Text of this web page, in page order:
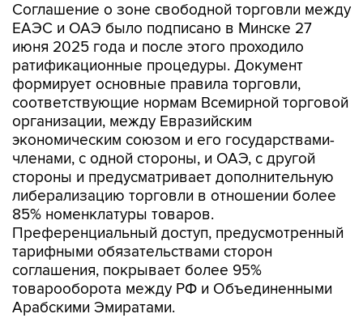
Соглашение о зоне свободной торговли между
ЕАЭС и ОАЭ было подписано в Минске 27
июня 2025 года и после этого проходило
ратификационные процедуры. Документ
формирует основные правила торговли,
соответствующие нормам Всемирной торговой
организации, между Евразийским
экономическим союзом и его государствами-
членами, с одной стороны, и ОАЭ, с другой
стороны и предусматривает дополнительную
либерализацию торговли в отношении более
85% номенклатуры товаров.
Преференциальный доступ, предусмотренный
тарифными обязательствами сторон
соглашения, покрывает более 95%
товарооборота между РФ и Объединенными
Арабскими Эмиратами.